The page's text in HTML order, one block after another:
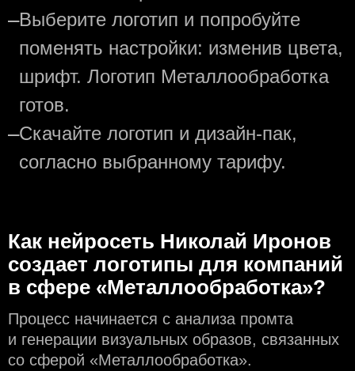
—Выберите логотип и попробуйте
поменять настройки: изменив цвета,
шрифт. Логотип Металлообработка
готов.
—Скачайте логотип и дизайн-пак,
согласно выбранному тарифу.
Как нейросеть Николай Иронов
создаeт логотипы для компаний
в сфере «Металлообработка»?
Процесс начинается с анализа промта
и генерации визуальных образов, связанных
со сферой «Металлообработка».